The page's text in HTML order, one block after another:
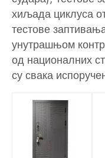
хиљада циклуса
тестове
унутрашњом
од националних
су свака